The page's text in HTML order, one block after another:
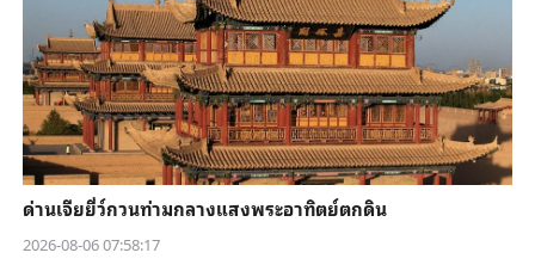
ด่านเจียยี่ว์กวนท่ามกลางแสงพระอาทิตย์ตกดิน
2026-08-06 07:58:17